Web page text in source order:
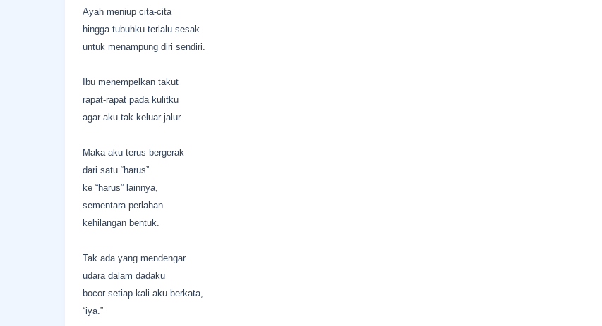
Ayah meniup cita-cita
hingga tubuhku terlalu sesak
untuk menampung diri sendiri.
Ibu menempelkan takut
rapat-rapat pada kulitku
agar aku tak keluar jalur.
Maka aku terus bergerak
dari satu “harus”
ke “harus” lainnya,
sementara perlahan
kehilangan bentuk.
Tak ada yang mendengar
udara dalam dadaku
bocor setiap kali aku berkata,
“iya.”